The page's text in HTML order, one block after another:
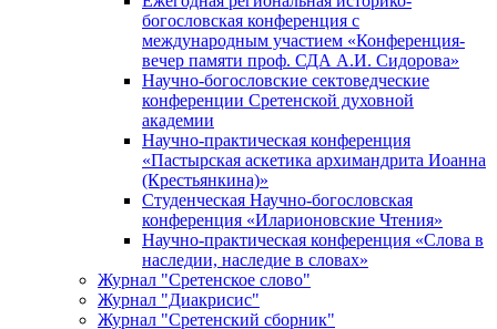
богословская конференция с
международным участием «Конференция-
вечер памяти проф. СДА А.И. Сидорова»
Научно-богословские сектоведческие
конференции Сретенской духовной
академии
Научно-практическая конференция
«Пастырская аскетика архимандрита Иоанна
(Крестьянкина)»
Студенческая Научно-богословская
конференция «Иларионовские Чтения»
Научно-практическая конференция «Cлова в
наследии, наследие в словах»
Журнал "Сретенское слово"
Журнал "Диакрисис"
Журнал "Сретенский сборник"